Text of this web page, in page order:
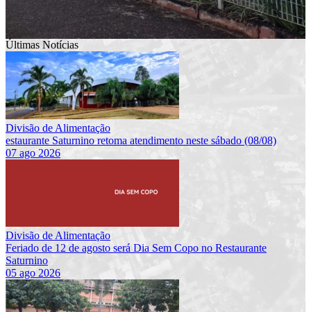
Últimas Notícias
Divisão de Alimentação
estaurante Saturnino retoma atendimento neste sábado (08/08)
07 ago 2026
Divisão de Alimentação
Feriado de 12 de agosto será Dia Sem Copo no Restaurante
Saturnino
05 ago 2026